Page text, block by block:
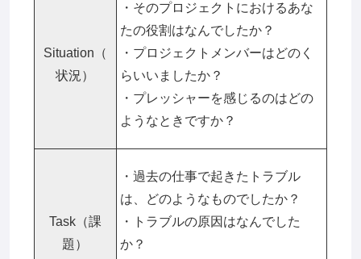
Situation（
状況）
・そのプロジェクトにおけるあな
たの役割はなんでしたか？
・プロジェクトメンバーはどのく
らいいましたか？
・プレッシャーを感じるのはどの
ようなときですか？
Task（課
題）
・過去の仕事で起きたトラブル
は、どのようなものでしたか？
・トラブルの原因はなんでした
か？